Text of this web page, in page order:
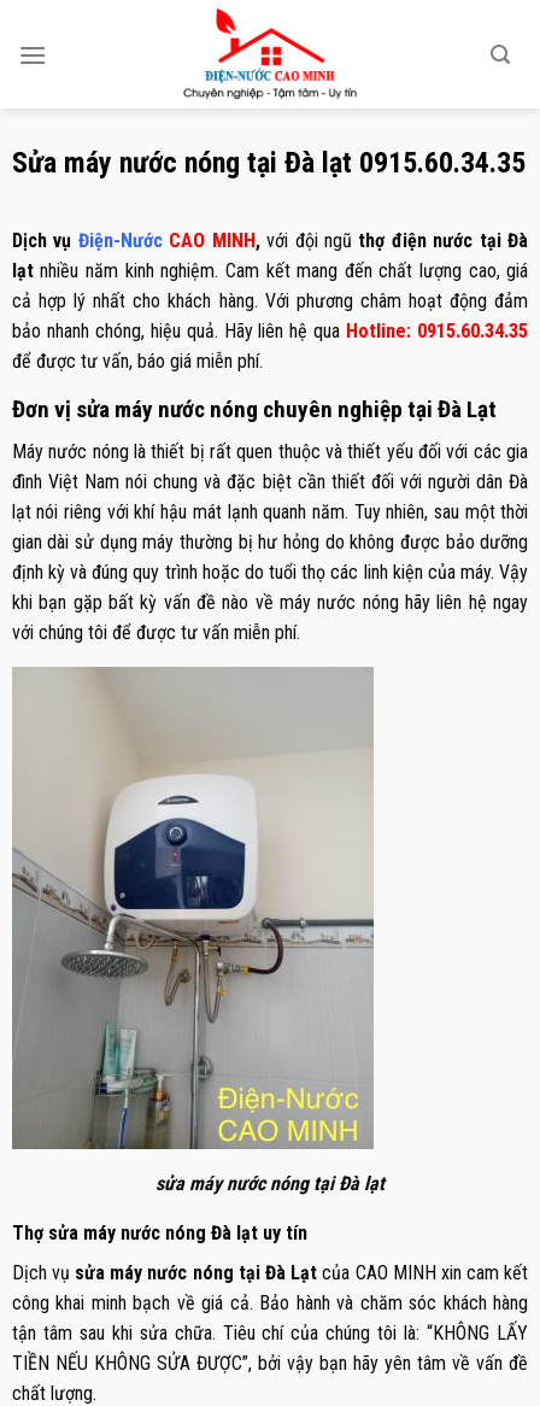
Sửa máy nước nóng tại Đà lạt 0915.60.34.35
Dịch vụ Điện-NướcCAO MINH,với đội ngũ thợ điện nước tại Đà
lạtnhiều năm kinh nghiệm. Cam kết mang đến chất lượng cao, giá
cả hợp lý nhất cho khách hàng. Với phương châm hoạt động đảm
bảo nhanh chóng, hiệu quả. Hãy liên hệ qua Hotline: 0915.60.34.35
để được tư vấn, báo giá miễn phí.
Đơn vị sửa máy nước nóng chuyên nghiệp tại Đà Lạt
Máy nước nóng là thiết bị rất quen thuộc và thiết yếu đối với các gia
đình Việt Nam nói chung và đặc biệt cần thiết đối với người dân Đà
lạt nói riêng với khí hậu mát lạnh quanh năm. Tuy nhiên, sau một thời
gian dài sử dụng máy thường bị hư hỏng do không được bảo dưỡng
định kỳ và đúng quy trình hoặc do tuổi thọ các linh kiện của máy. Vậy
khi bạn gặp bất kỳ vấn đề nào về máy nước nóng hãy liên hệ ngay
với chúng tôi để được tư vấn miễn phí.
sửa máy nước nóng tại Đà lạt
Thợ sửa máy nước nóng Đà lạt uy tín
Dịch vụ sửa máy nước nóng tại Đà Lạt của CAO MINH xin cam kết
công khai minh bạch về giá cả. Bảo hành và chăm sóc khách hàng
tận tâm sau khi sửa chữa. Tiêu chí của chúng tôi là: “KHÔNG LẤY
TIỀN NẾU KHÔNG SỬA ĐƯỢC”, bởi vậy bạn hãy yên tâm về vấn đề
chất lượng.